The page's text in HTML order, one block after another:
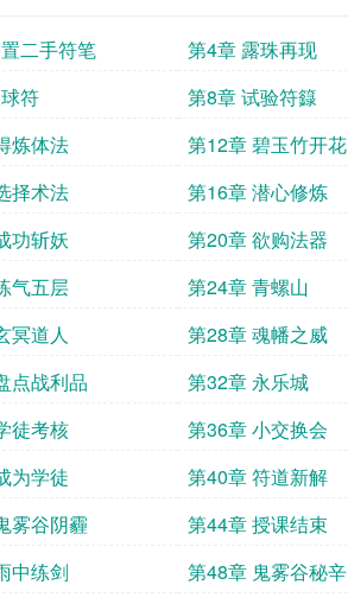
二手符笔
第4章 露珠再现
符
第8章 试验符籙
炼体法
第12章 碧玉竹开花
择术法
第16章 潜心修炼
功斩妖
第20章 欲购法器
气五层
第24章 青螺山
冥道人
第28章 魂幡之威
点战利品
第32章 永乐城
徒考核
第36章 小交换会
为学徒
第40章 符道新解
雾谷阴霾
第44章 授课结束
中练剑
第48章 鬼雾谷秘辛